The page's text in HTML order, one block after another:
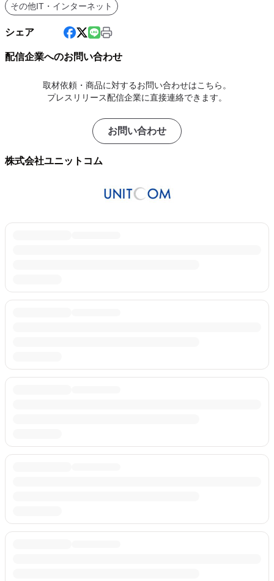
その他IT・インターネット
シェア
配信企業へのお問い合わせ
取材依頼・商品に対するお問い合わせはこちら。
プレスリリース配信企業に直接連絡できます。
お問い合わせ
株式会社ユニットコム